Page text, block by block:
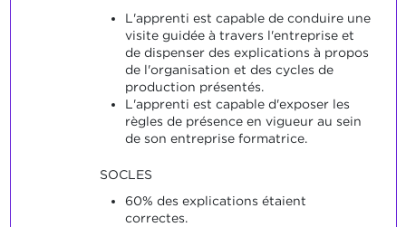
L'apprenti est capable de conduire une
visite guidée à travers l'entreprise et
de dispenser des explications à propos
de l'organisation et des cycles de
production présentés.
L'apprenti est capable d'exposer les
règles de présence en vigueur au sein
de son entreprise formatrice.
SOCLES
60% des explications étaient
correctes.